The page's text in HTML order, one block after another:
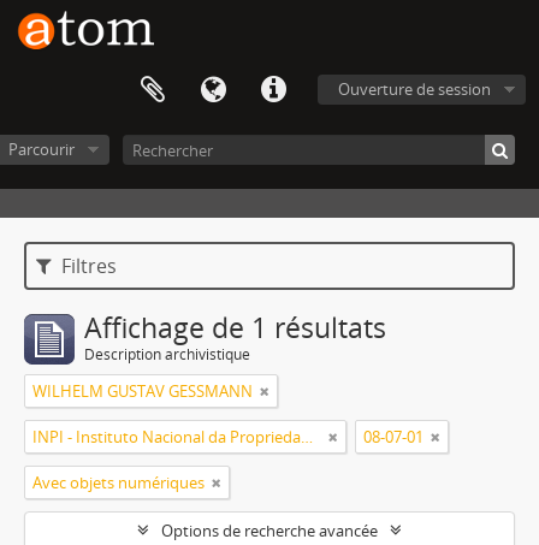
Ouverture de session
Parcourir
Filtres
Affichage de 1 résultats
Description archivistique
WILHELM GUSTAV GESSMANN
INPI - Instituto Nacional da Propriedade Industrial 08-07-01
Avec objets numériques
Options de recherche avancée